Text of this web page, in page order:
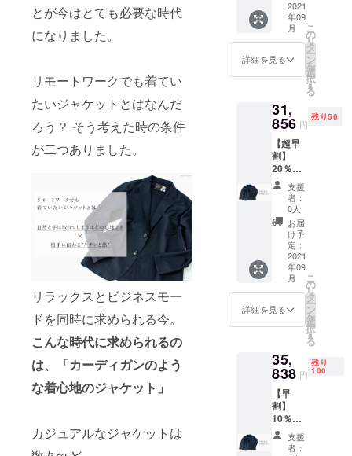
とが今はとても必要な時代
になりました。
リモートワークでも着てい
たいジャケットとはなんだ
ろう？ そう考えた時の条件
が二つありました。
リラックスとビジネスモー
ドを同時に求められる今。
こんな時代に求められるの
は、「カーディガンのよう
な着心地のジャケット」
カジュアルなジャケットは
ず、製品を
消耗品のよ
うに使用す
る考え方
は、人の心
ます。持つ
こと、身に
着けること
が誇りとな
るような製
品をつくる
ことは職人
の誇りで
す。作り手
も買い手も
誇りに思っ
てもらえる
ようなブラ
たいと思っ
ています。
す。通
常販売
予定価
格
￥39,82
0(税
込)→30
￥27,87
4 サイ
ズはM/L
からお
選びい
ただけ
ます。
※皆様の
応援購
入によ
り量産
効率が
向上し
た場
合、正
規販売
価格が
能性も
ござい
ます。
※デザイ
ン/仕様
は変更
になる
可能性
2021
年09
月
詳細を見る
こ
の
リ
タ
ー
ン
を
選
択
す
る
31,
856 円
残り50
【超早
割】
20％OF
F ジャ
ケット1
品1着を
お届け
致しま
す。通
常販売
予定価
格
￥39,82
0(税
込)→20
￥31,85
6 サイ
ズはM/L
からお
選びい
ただけ
ます。
※皆様の
支援
者：
0人
お届
け予
定：
2021
年09
月
詳細を見る
こ
の
リ
タ
ー
ン
を
選
択
す
る
35,
838 円
残り
100
【早
割】
10％OF
F ジャ
ケット1
支援
者：